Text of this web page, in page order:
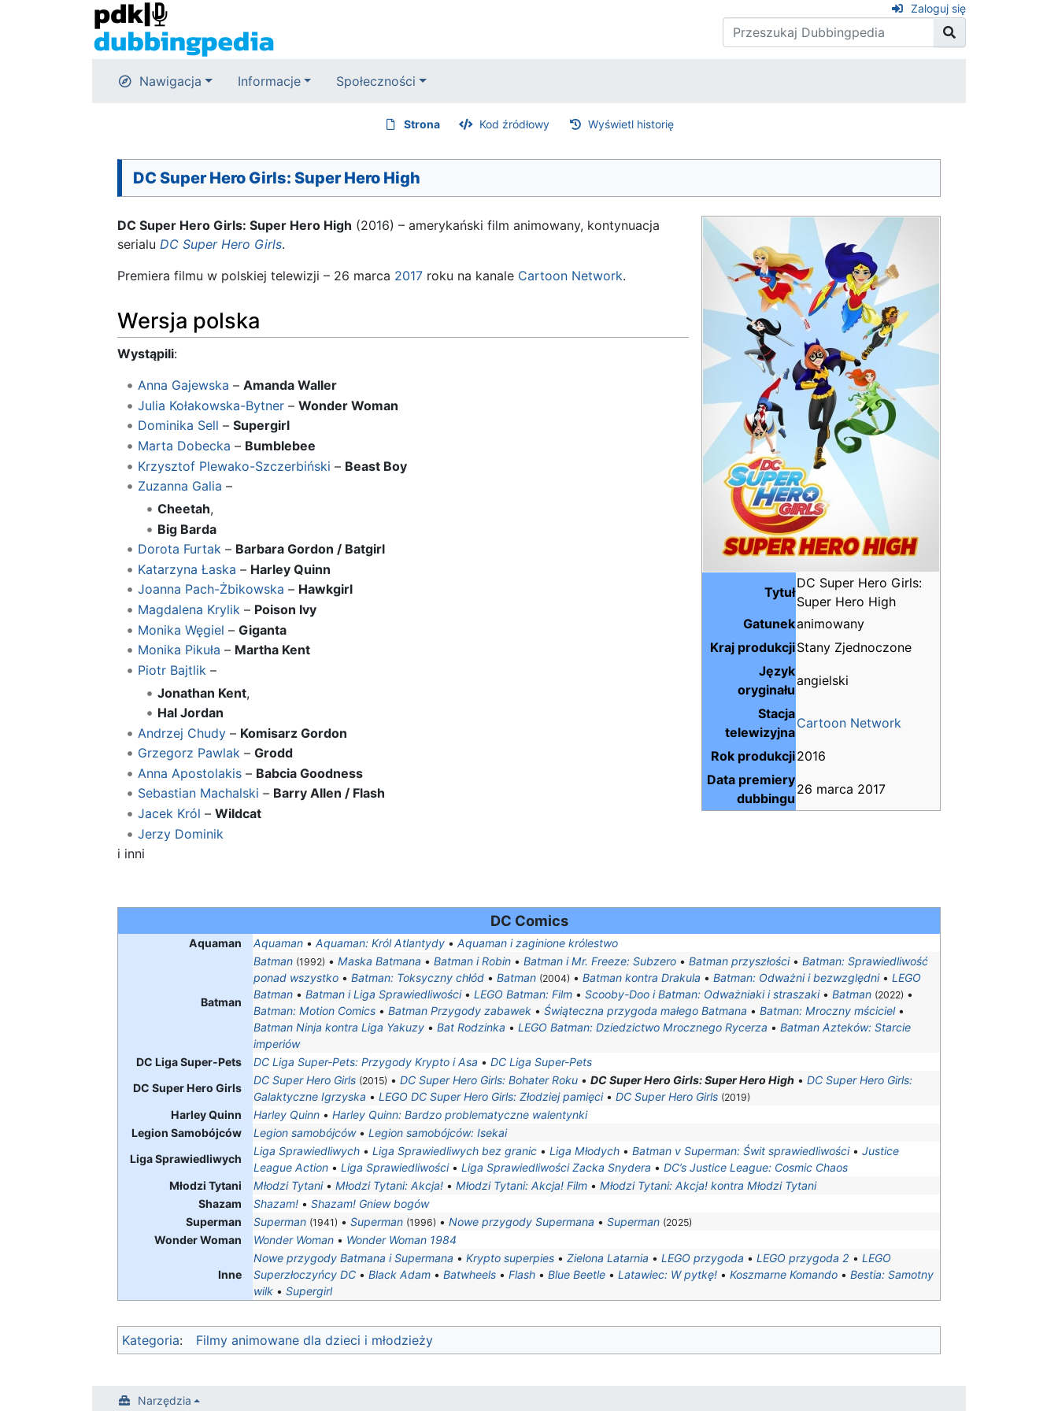
Zaloguj się
Nawigacja Informacje Społeczności
Strona Kod źródłowy Wyświetl historię
DC Super Hero Girls: Super Hero High
Tytuł
DC Super Hero Girls:
Super Hero High
Gatunekanimowany
Kraj produkcjiStany Zjednoczone
Język
oryginału
angielski
Stacja
telewizyjna
Cartoon Network
Rok produkcji2016
Data premiery
dubbingu
26 marca 2017
DC Super Hero Girls: Super Hero High (2016) – amerykański film animowany, kontynuacja
serialu DC Super Hero Girls.
Premiera filmu w polskiej telewizji – 26 marca 2017 roku na kanale Cartoon Network.
Wersja polska
Wystąpili:
Anna Gajewska – Amanda Waller
Julia Kołakowska-Bytner– Wonder Woman
Dominika Sell – Supergirl
Marta Dobecka – Bumblebee
Krzysztof Plewako-Szczerbiński – Beast Boy
Zuzanna Galia –
Cheetah,
Big Barda
Dorota Furtak– Barbara Gordon / Batgirl
Katarzyna Łaska – Harley Quinn
Joanna Pach-Żbikowska – Hawkgirl
Magdalena Krylik – Poison Ivy
Monika Węgiel – Giganta
Monika Pikuła – Martha Kent
Piotr Bajtlik –
Jonathan Kent,
Hal Jordan
Andrzej Chudy– Komisarz Gordon
Grzegorz Pawlak– Grodd
Anna Apostolakis– Babcia Goodness
Sebastian Machalski – Barry Allen / Flash
Jacek Król – Wildcat
Jerzy Dominik
i inni
DC Comics
Aquaman Aquaman • Aquaman: Król Atlantydy • Aquaman i zaginione królestwo
Batman
Batman (1992) • Maska Batmana • Batman i Robin • Batman i Mr. Freeze: Subzero • Batman przyszłości• Batman: Sprawiedliwość
ponad wszystko • Batman: Toksyczny chłód • Batman (2004) • Batman kontra Drakula • Batman: Odważni i bezwzględni• LEGO
Batman • Batman i Liga Sprawiedliwości• LEGO Batman: Film • Scooby-Doo i Batman: Odważniaki i straszaki• Batman (2022) •
Batman: Motion Comics • Batman Przygody zabawek • Świąteczna przygoda małego Batmana • Batman: Mroczny mściciel•
Batman Ninja kontra Liga Yakuzy • Bat Rodzinka • LEGO Batman: Dziedzictwo Mrocznego Rycerza • Batman Azteków: Starcie
imperiów
DC Liga Super-Pets
DC Liga Super-Pets: Przygody Krypto i Asa • DC Liga Super-Pets
DC Super Hero Girls
DC Super Hero Girls (2015) • DC Super Hero Girls: Bohater Roku • DC Super Hero Girls: Super Hero High • DC Super Hero Girls:
Galaktyczne Igrzyska • LEGO DC Super Hero Girls: Złodziej pamięci• DC Super Hero Girls (2019)
Harley Quinn Harley Quinn • Harley Quinn: Bardzo problematyczne walentynki
Legion Samobójców
Legion samobójców• Legion samobójców: Isekai
Liga Sprawiedliwych
Liga Sprawiedliwych • Liga Sprawiedliwych bez granic • Liga Młodych • Batman v Superman: Świt sprawiedliwości• Justice
League Action • Liga Sprawiedliwości• Liga Sprawiedliwości Zacka Snydera • DC’s Justice League: Cosmic Chaos
Młodzi Tytani
Młodzi Tytani• Młodzi Tytani: Akcja! • Młodzi Tytani: Akcja! Film • Młodzi Tytani: Akcja! kontra Młodzi Tytani
Shazam
Shazam! • Shazam! Gniew bogów
Superman
Superman (1941) • Superman (1996) • Nowe przygody Supermana • Superman (2025)
Wonder Woman Wonder Woman • Wonder Woman 1984
Inne
Nowe przygody Batmana i Supermana • Krypto superpies • Zielona Latarnia • LEGO przygoda • LEGO przygoda 2 • LEGO
Superzłoczyńcy DC • Black Adam • Batwheels • Flash • Blue Beetle • Latawiec: W pytkę! • Koszmarne Komando • Bestia: Samotny
wilk • Supergirl
Kategoria: Filmy animowane dla dzieci i młodzieży
Narzędzia